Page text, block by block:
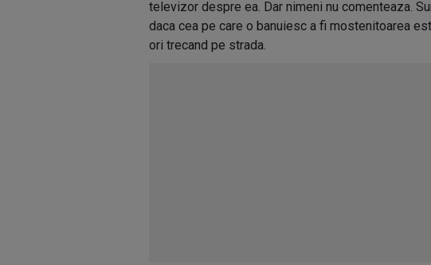
televizor despre ea. Dar nimeni nu comenteaza.
daca cea pe care o banuiesc a fi mostenitoarea
ori trecand pe strada.